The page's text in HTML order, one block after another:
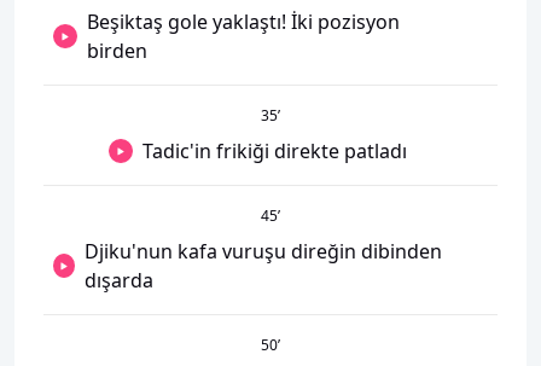
Beşiktaş gole yaklaştı! İki pozisyon
birden
35’
Tadic'in frikiği direkte patladı
45’
Djiku'nun kafa vuruşu direğin dibinden
dışarda
50’